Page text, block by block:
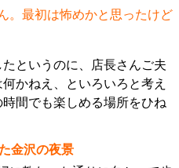
。最初は怖めかと思ったけど
というのに、店長さんご夫
かねえ、といろいろと考え
間でも楽しめる場所をひね
金沢の夜景